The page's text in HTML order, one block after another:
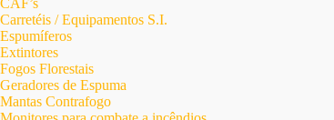
CAF’s
Carretéis / Equipamentos S.I.
Espumíferos
Extintores
Fogos Florestais
Geradores de Espuma
Mantas Contrafogo